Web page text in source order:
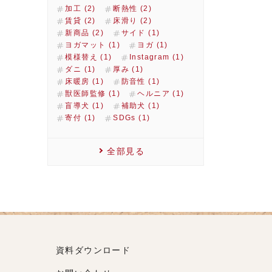
加工 (2)
断熱性 (2)
賃貸 (2)
床滑り (2)
新商品 (2)
サイド (1)
ヨガマット (1)
ヨガ (1)
模様替え (1)
Instagram (1)
ダニ (1)
厚み (1)
床暖房 (1)
防音性 (1)
獣医師監修 (1)
ヘルニア (1)
盲導犬 (1)
補助犬 (1)
寄付 (1)
SDGs (1)
全部見る
資料ダウンロード